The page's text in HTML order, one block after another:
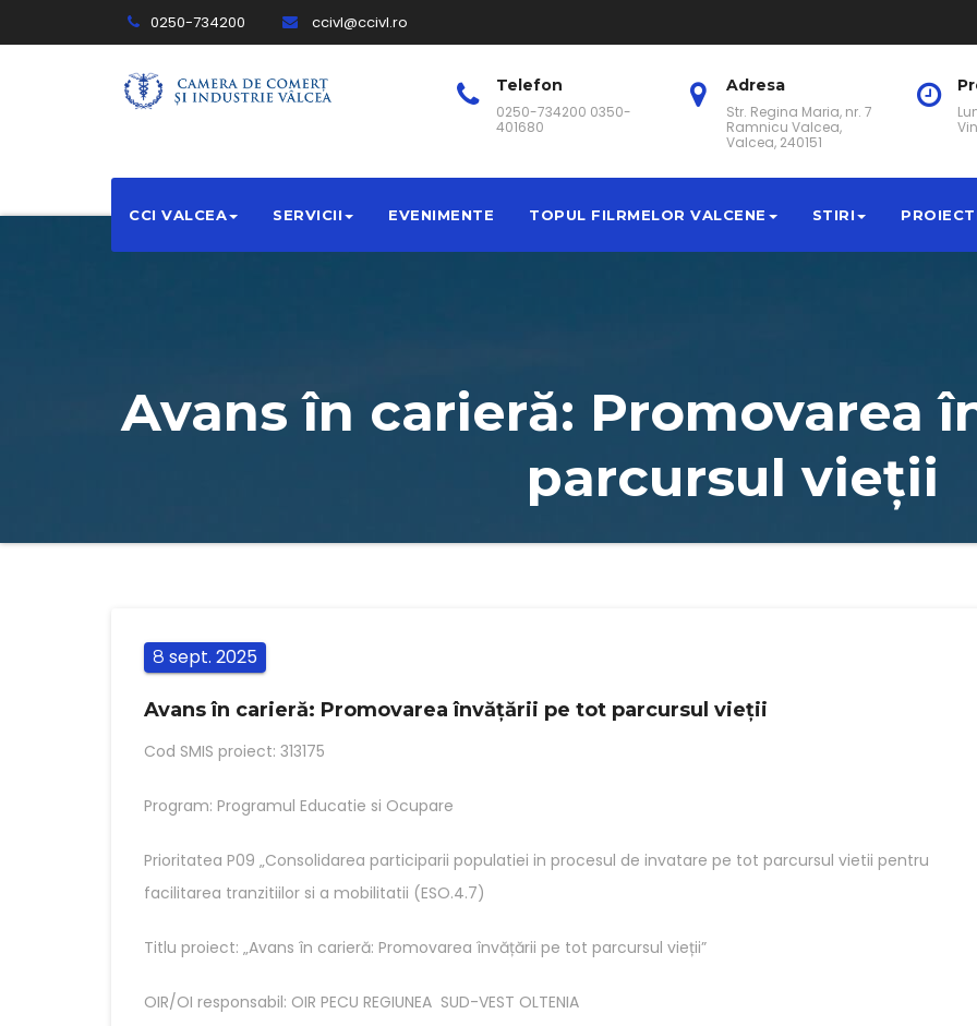
0250-734200 ccivl@ccivl.ro
Telefon
0250-734200 0350-
401680
Adresa
Str. Regina Maria, nr. 7
Ramnicu Valcea,
Valcea, 240151
CCI VALCEA SERVICII EVENIMENTE TOPUL FILRMELOR VALCENE STIRI
Avans în carieră: Promovarea
parcursul vieții
8 sept. 2025
Avans în carieră: Promovarea învățării pe tot parcursul vieții
Cod SMIS proiect: 313175
Program: Programul Educatie si Ocupare
Prioritatea P09 „Consolidarea participarii populatiei in procesul de invatare pe tot parcursul vietii pentru
facilitarea tranzitiilor si a mobilitatii (ESO.4.7)
Titlu proiect: „Avans în carieră: Promovarea învățării pe tot parcursul vieții”
OIR/OI responsabil: OIR PECU REGIUNEA SUD-VEST OLTENIA